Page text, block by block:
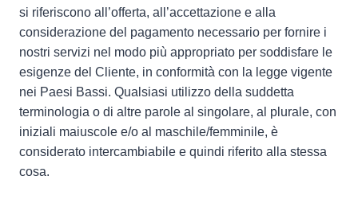
si riferiscono all’offerta, all’accettazione e alla
considerazione del pagamento necessario per fornire i
nostri servizi nel modo più appropriato per soddisfare le
esigenze del Cliente, in conformità con la legge vigente
nei Paesi Bassi. Qualsiasi utilizzo della suddetta
terminologia o di altre parole al singolare, al plurale, con
iniziali maiuscole e/o al maschile/femminile, è
considerato intercambiabile e quindi riferito alla stessa
cosa.